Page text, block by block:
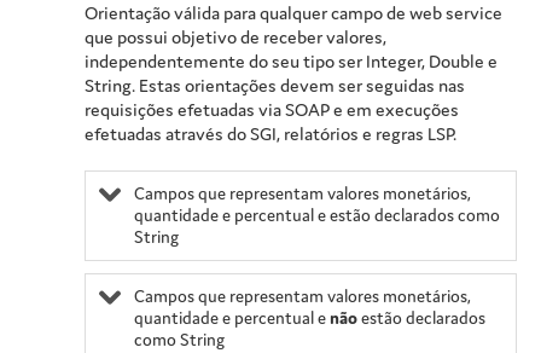
Orientação válida para qualquer campo de web service
que possui objetivo de receber valores,
independentemente do seu tipo ser Integer, Double e
String. Estas orientações devem ser seguidas nas
requisições efetuadas via SOAP e em execuções
efetuadas através do SGI, relatórios e regras LSP.
Campos que representam valores monetários,
quantidade e percentual e estão declarados como
String
Campos que representam valores monetários,
quantidade e percentual e nãoestão declarados
como String